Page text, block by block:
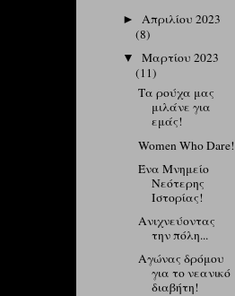
► Απριλίου 2023
(8)
▼Μαρτίου 2023
(11)
Τα ρούχα μας
μιλάνε για
εμάς!
Women Who Dare!
Ένα Μνημείο
Νεότερης
Ιστορίας!
Ανιχνεύοντας
την πόλη...
Αγώνας δρόμου
για το νεανικό
διαβήτη!